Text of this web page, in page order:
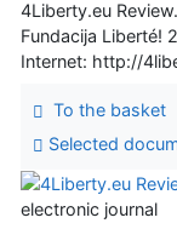
4Liberty.eu
Fundacija Liberté!
Internet: http://
To the basket
Selected
electronic journal